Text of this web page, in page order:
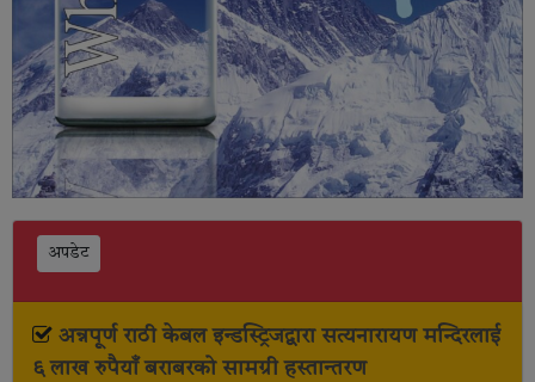
अपडेट
अन्नपूर्ण राठी केबल इन्डस्ट्रिजद्वारा सत्यनारायण मन्दिरलाई
६ लाख रुपैयाँ बराबरको सामग्री हस्तान्तरण